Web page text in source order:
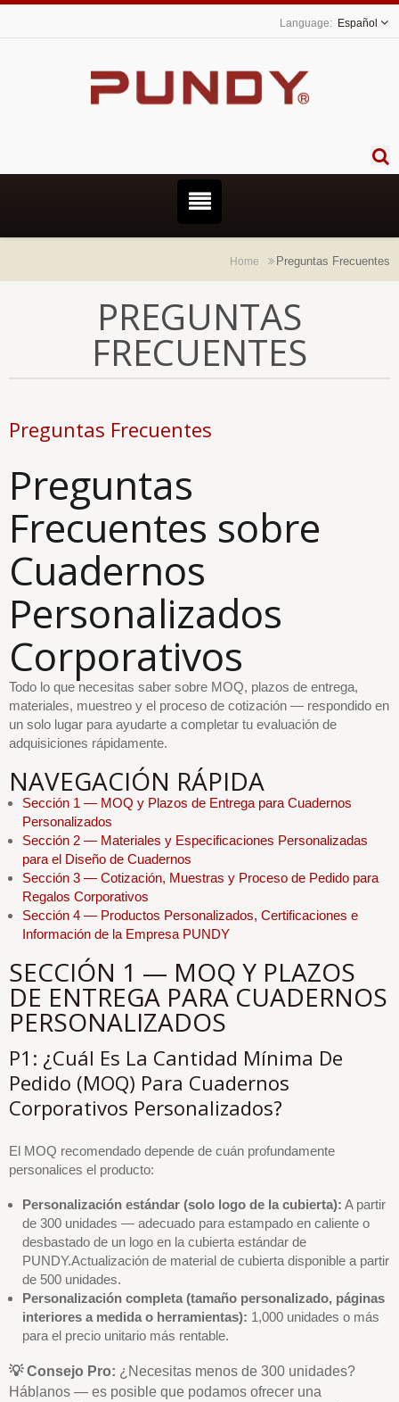
Español
Home Preguntas Frecuentes
PREGUNTAS
FRECUENTES
Preguntas Frecuentes
Preguntas
Frecuentes sobre
Cuadernos
Personalizados
Corporativos
Todo lo que necesitas saber sobre MOQ, plazos de entrega,
materiales, muestreo y el proceso de cotización — respondido en
un solo lugar para ayudarte a completar tu evaluación de
adquisiciones rápidamente.
NAVEGACIÓN RÁPIDA
Sección 1 — MOQ y Plazos de Entrega para Cuadernos
Personalizados
Sección 2 — Materiales y Especificaciones Personalizadas
para el Diseño de Cuadernos
Sección 3 — Cotización, Muestras y Proceso de Pedido para
Regalos Corporativos
Sección 4 — Productos Personalizados, Certificaciones e
Información de la Empresa PUNDY
SECCIÓN 1 — MOQ Y PLAZOS
DE ENTREGA PARA CUADERNOS
PERSONALIZADOS
P1: ¿Cuál Es La Cantidad Mínima De
Pedido (MOQ) Para Cuadernos
Corporativos Personalizados?
El MOQ recomendado depende de cuán profundamente
personalices el producto:
Personalización estándar (solo logo de la cubierta): A partir
de 300 unidades — adecuado para estampado en caliente o
desbastado de un logo en la cubierta estándar de
PUNDY.Actualización de material de cubierta disponible a partir
de 500 unidades.
Personalización completa (tamaño personalizado, páginas
interiores a medida o herramientas): 1,000 unidades o más
para el precio unitario más rentable.
💡 Consejo Pro: ¿Necesitas menos de 300 unidades?
Háblanos — es posible que podamos ofrecer una